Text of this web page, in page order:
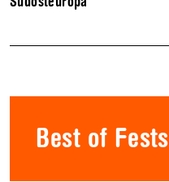
Best of Fests